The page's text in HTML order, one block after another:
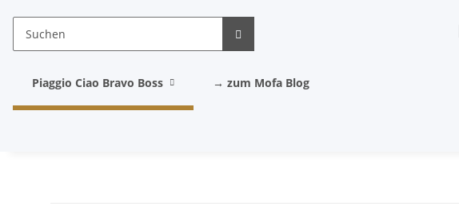
Piaggio Ciao Bravo Boss → zum Mofa Blog